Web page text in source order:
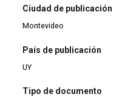
Ciudad de publicación
Montevideo
País de publicación
UY
Tipo de documento